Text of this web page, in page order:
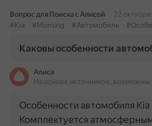
Вопрос для Поиска с Алисой
22 октября
#Kia
#Morning #Автомобиль
Каковы особенности
Алиса
На основе источников, возможны
Особенности автомобиля
Комплектуется